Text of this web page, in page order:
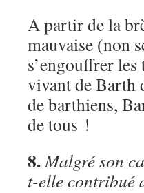
A partir de la
mauvaise (non
s’engouffrer
vivant de Barth
de barthiens,
de tous !
8.Malgré son
t-elle contribué